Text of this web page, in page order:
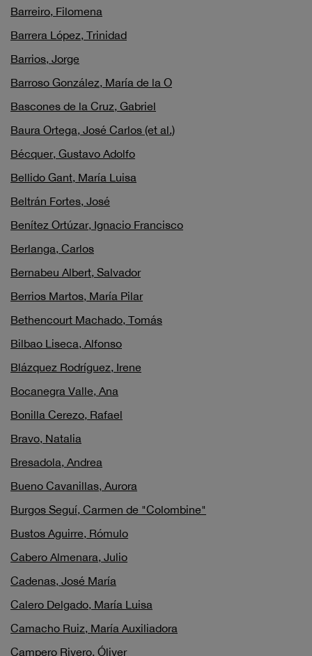
Barreiro, Filomena
Barrera López, Trinidad
Barrios, Jorge
Barroso González, María de la O
Bascones de la Cruz, Gabriel
Baura Ortega, José Carlos (et al.)
Bécquer, Gustavo Adolfo
Bellido Gant, María Luisa
Beltrán Fortes, José
Benítez Ortúzar, Ignacio Francisco
Berlanga, Carlos
Bernabeu Albert, Salvador
Berrios Martos, María Pilar
Bethencourt Machado, Tomás
Bilbao Liseca, Alfonso
Blázquez Rodríguez, Irene
Bocanegra Valle, Ana
Bonilla Cerezo, Rafael
Bravo, Natalia
Bresadola, Andrea
Bueno Cavanillas, Aurora
Burgos Seguí, Carmen de "Colombine"
Bustos Aguirre, Rómulo
Cabero Almenara, Julio
Cadenas, José María
Calero Delgado, María Luisa
Camacho Ruiz, María Auxiliadora
Campero Rivero, Óliver